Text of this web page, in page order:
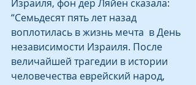
Израиля, фон дер Ляйен сказала:
“Семьдесят пять лет назад
воплотилась в жизнь мечта  в День
независимости Израиля. После
величайшей трагедии в истории
человечества еврейский народ,